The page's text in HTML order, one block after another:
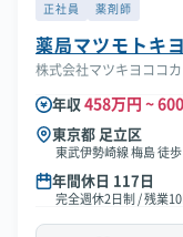
正社員 薬剤師
薬局マツモトキ
株式会社マツキヨココ
年収 458万円 ~
東京都 足立区
東武伊勢崎線 梅島 徒
年間休日 117日
完全週休2日制 / 残業